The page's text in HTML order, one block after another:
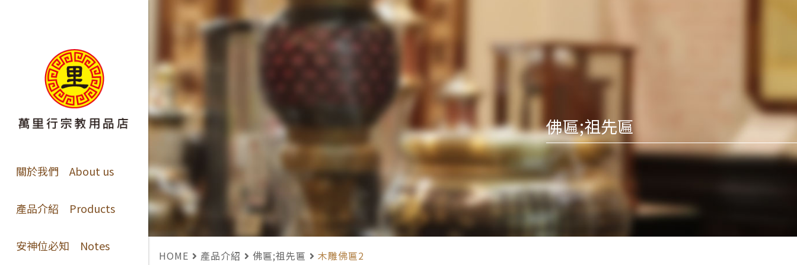
關於我們 About us
產品介紹 Products
安神位必知 Notes
佛匾;祖先匾
HOME 產品介紹 佛匾;祖先匾 木雕佛匾2